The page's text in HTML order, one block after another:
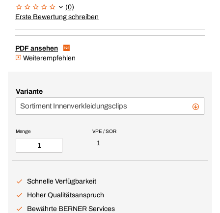
(0)
Erste Bewertung schreiben
PDF ansehen
Weiterempfehlen
Variante
Sortiment Innenverkleidungsclips
VPE / SOR
1
Menge
Schnelle Verfügbarkeit
Hoher Qualitätsanspruch
Bewährte BERNER Services